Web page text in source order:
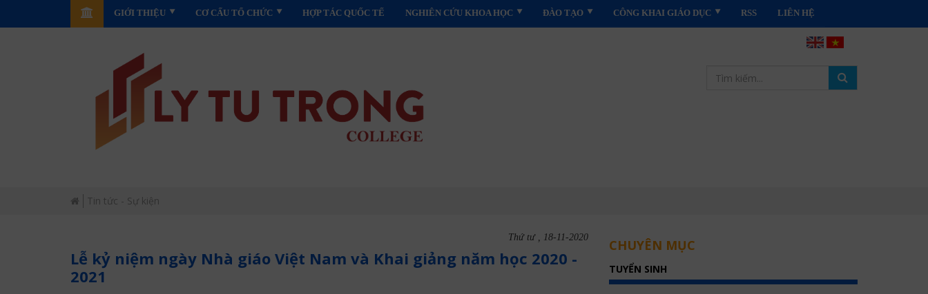
GIỚI THIỆU CƠ CẤU TỔ CHỨC HỢP TÁC QUỐC TẾ NGHIÊN CỨU KHOA HỌC ĐÀO TẠO CÔNG KHAI GIÁO DỤC RSS LIÊN HỆ
Tin tức - Sự kiện
Thứ tư , 18-11-2020
Lễ kỷ niệm ngày Nhà giáo Việt Nam và Khai giảng năm học 2020 -
2021
CHUYÊN MỤC
TUYỂN SINH